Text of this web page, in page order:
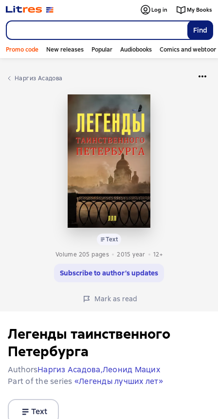
Find
Log in My Books
Promo code New releases Popular Audiobooks Comics and
Наргиз Асадова
Text
Volume 205 pages
2015 year 12+
Subscribe to author’s updates
Mark as read
Легенды таинственного
Петербурга
AuthorsНаргиз Асадова,Леонид Мацих
Part of the series «Легенды лучших лет»
Text